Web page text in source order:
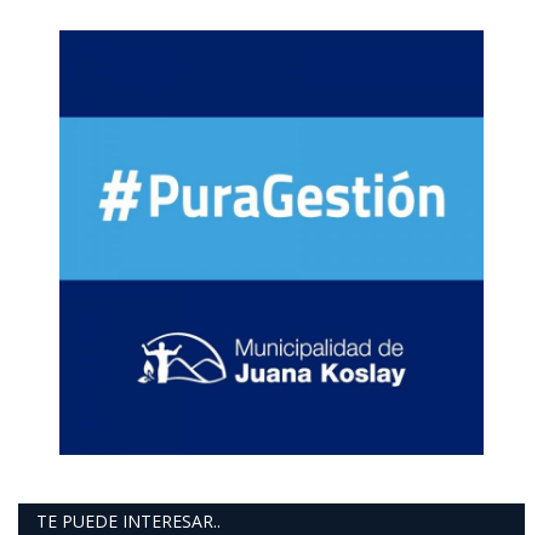
TE PUEDE INTERESAR..